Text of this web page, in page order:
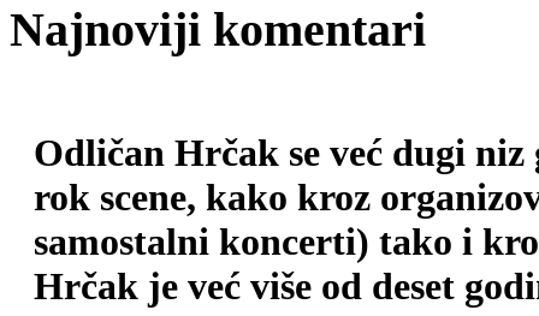
Najnoviji komentari
Odličan Hrčak se već dugi
rok scene, kako kroz
samostalni koncerti) tako i
Hrčak je već više od deset